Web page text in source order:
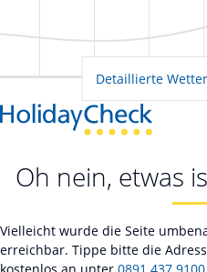
Detaillierte
Oh nein, etwas
Vielleicht wurde die Seite
erreichbar. Tippe bitte die